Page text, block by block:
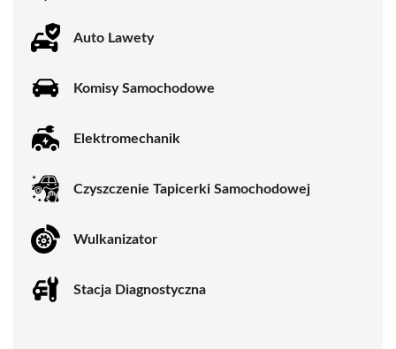
Auto Lawety
Komisy Samochodowe
Elektromechanik
Czyszczenie Tapicerki Samochodowej
Wulkanizator
Stacja Diagnostyczna